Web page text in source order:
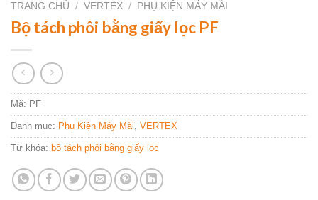
TRANG CHỦ / VERTEX / PHỤ KIỆN MÁY MÀI
Bộ tách phôi bằng giấy lọc PF
Mã: PF
Danh mục: Phụ Kiện Máy Mài, VERTEX
Từ khóa: bộ tách phôi bằng giấy lọc